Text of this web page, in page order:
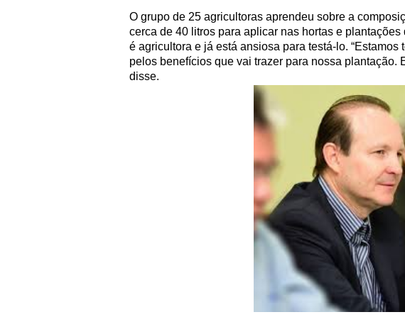
O grupo de 25 agricultoras aprendeu sobre a
cerca de 40 litros para aplicar nas hortas e
é agricultora e já está ansiosa para testá-lo.
pelos benefícios que vai trazer para nossa plantação.
disse.